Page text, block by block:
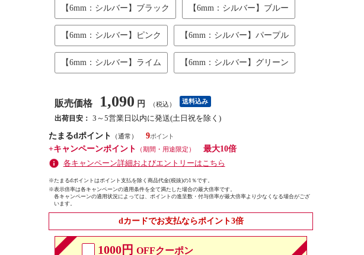
【6mm：シルバー】ブラック 【6mm：シルバー】ブルー
【6mm：シルバー】ピンク 【6mm：シルバー】パープル
【6mm：シルバー】ライム 【6mm：シルバー】グリーン
販売価格 1,090 円 （税込） 送料込み
出荷目安： 3～5営業日以内に発送(土日祝を除く)
たまるdポイント
（通常）
9
+キャンペーンポイント
（期間・用途限定）
最大10倍
各キャンペーン詳細およびエントリーはこちら
※たまるdポイントはポイント支払を除く商品代金(税抜)の1％です。
※表示倍率は各キャンペーンの適用条件を全て満たした場合の最大倍率です。
各キャンペーンの適用状況によっては、ポイントの進呈数・付与倍率が最大倍率より少なくなる場合がござ
います。
dカードでお支払ならポイント3倍
1000円 OFFクーポン